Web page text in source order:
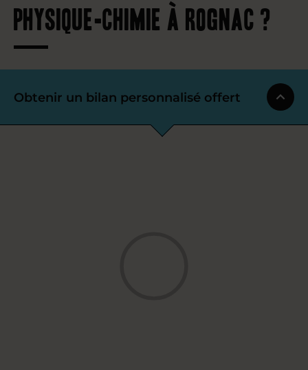
physique-chimie à Rognac ?
Obtenir un bilan personnalisé offert